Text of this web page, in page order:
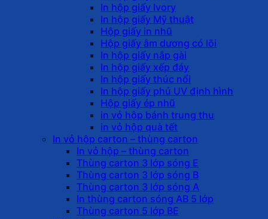
In hộp giấy Ivory
In hộp giấy Mỹ thuật
Hộp giấy in nhũ
Hộp giấy âm dương có lõi
In hộp giấy nắp gài
In hộp giấy xếp đáy
In hộp giấy thúc nổi
In hộp giấy phủ UV định hình
Hộp giấy ép nhũ
in vỏ hộp bánh trung thu
in vỏ hộp quà tết
In vỏ hộp carton – thùng carton
In vỏ hộp – thùng carton
Thùng carton 3 lớp sóng E
Thùng carton 3 lớp sóng B
Thùng carton 3 lớp sóng A
In thùng carton sóng AB 5 lớp
Thùng carton 5 lớp BE